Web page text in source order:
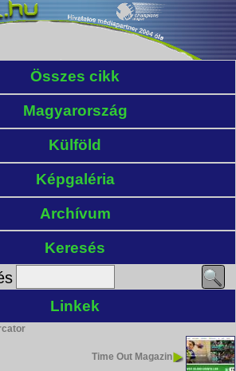
Összes cikk
Magyarország
Külföld
Képgaléria
Archívum
Keresés
Linkek
Time Out Magazin